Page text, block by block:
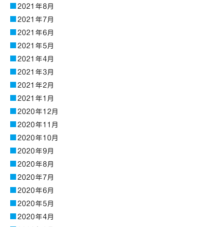
2021年8月
2021年7月
2021年6月
2021年5月
2021年4月
2021年3月
2021年2月
2021年1月
2020年12月
2020年11月
2020年10月
2020年9月
2020年8月
2020年7月
2020年6月
2020年5月
2020年4月